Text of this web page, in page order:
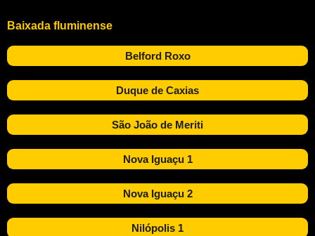
Baixada fluminense
Belford Roxo
Duque de Caxias
São João de Meriti
Nova Iguaçu 1
Nova Iguaçu 2
Nilópolis 1